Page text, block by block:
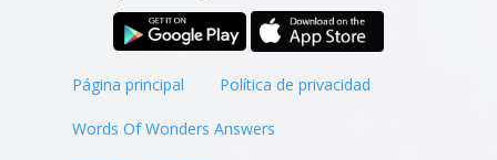
Página principal Política de privacidad
Words Of Wonders Answers